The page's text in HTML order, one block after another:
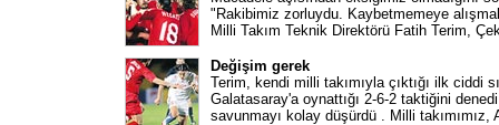
"Rakibimiz zorluydu. Kaybetmemeye
Milli Takım Teknik Direktörü Fatih Terim,
Değişim gerek
Terim, kendi milli takımıyla çıktığı ilk ciddi
Galatasaray'a oynattığı 2-6-2 taktiğini
savunmayı kolay düşürdü . Milli takımımız,